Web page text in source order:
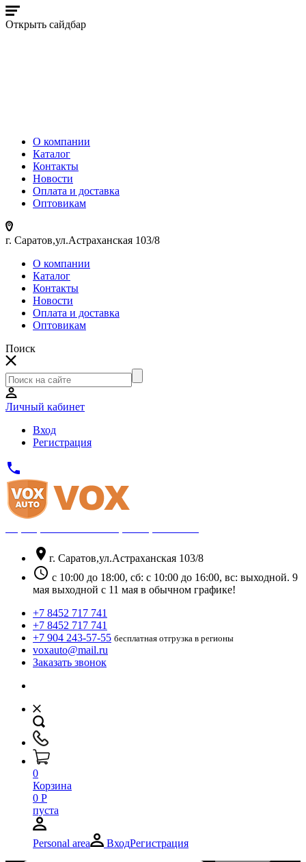
Открыть сайдбар
О компании
Каталог
Контакты
Новости
Оплата и доставка
Оптовикам
г. Саратов,ул.Астраханская 103/8
О компании
Каталог
Контакты
Новости
Оплата и доставка
Оптовикам
Поиск
Личный кабинет
Вход
Регистрация
phone
location_on г. Саратов,ул.Астраханская 103/8
schedule с 10:00 до 18:00, сб: с 10:00 до 16:00, вс: выходной. 9
мая выходной с 11 мая в обычном графике!
+7 8452 717 741
+7 8452 717 741
+7 904 243-57-55 бесплатная отгрузка в регионы
voxauto@mail.ru
Заказать звонок
0
Корзина
0 Р
пуста
Personal area ВходРегистрация